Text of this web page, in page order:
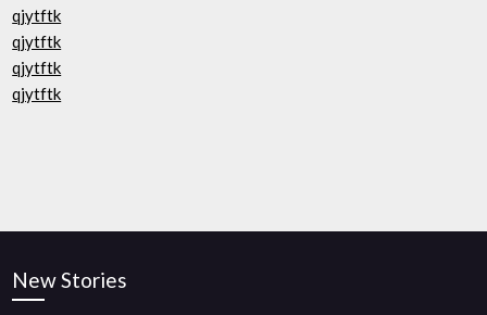
qjytftk
qjytftk
qjytftk
qjytftk
New Stories